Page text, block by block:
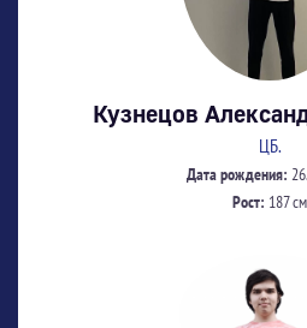
Кузнецов
ЦБ.
Дата рождения:
Рост: 187 см